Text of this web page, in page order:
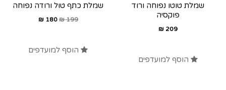
שמלת טוטו נפוחה ורוד
פוקסיה
209
₪
הוסף למועדפים
שמלת כתף טול ורודה נפוחה
199
₪
180
₪
הוסף למועדפים